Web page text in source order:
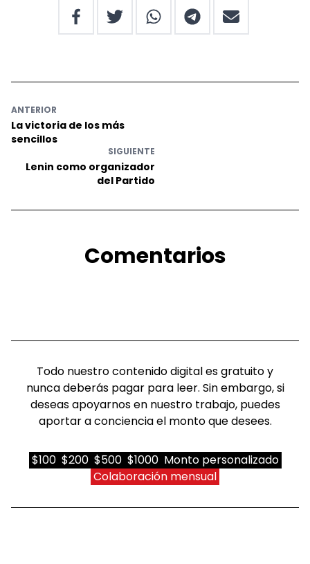
ANTERIOR
La victoria de los más
sencillos
SIGUIENTE
Lenin como organizador
del Partido
Comentarios
Todo nuestro contenido digital es gratuito y
nunca deberás pagar para leer. Sin embargo, si
deseas apoyarnos en nuestro trabajo, puedes
aportar a conciencia el monto que desees.
$100 $200 $500 $1000 Monto personalizado
Colaboración mensual